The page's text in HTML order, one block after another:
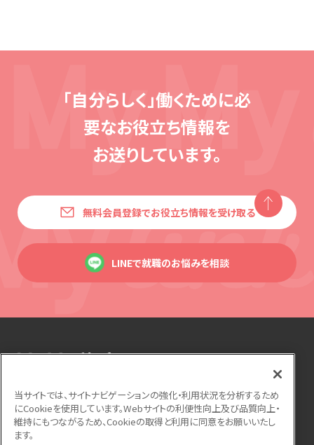
「自分らしく」働くために必
要なお役立ち情報を
お送りしています。
無料会員登録でお役立ち情報を受け取る
LINEで就職のお悩みを相談
運営会社 利用規約 個人情報保護方針
当サイトでは、サイトナビゲーションの強化・利用状況を分析するため
にCookieを使用しています。Webサイトの利便性向上及び品質向上・
維持にもつながるため、Cookieの取得と利用に同意をお願いいたし
ます。